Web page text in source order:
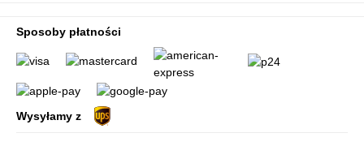
Sposoby płatności
Wysyłamy z